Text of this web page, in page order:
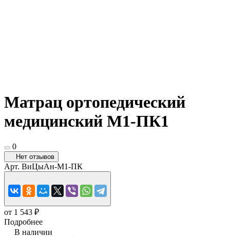
Матрац ортопедический
медицинский М1-ПК1
0
Нет отзывов
Арт. ВиЦыАн-М1-ПК
от 1 543 ₽
Подробнее
В наличии